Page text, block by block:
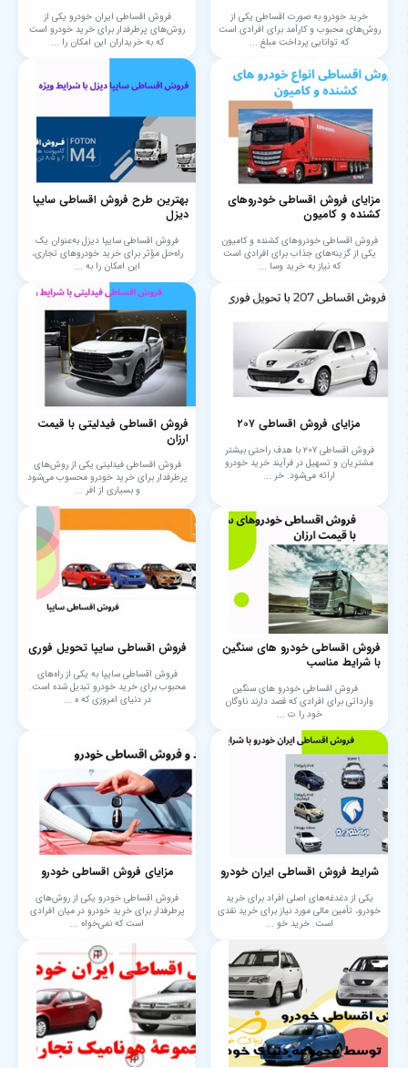
خرید خودرو به صورت اقساطی یکی از
روش‌های محبوب و کارآمد برای افرادی است
که توانایی پرداخت مبلغ ...
فروش اقساطی ایران خودرو یکی از
روش‌های پرطرفدار برای خرید خودرو است
که به خریداران این امکان را ...
مزایای فروش اقساطی خودروهای
کشنده و کامیون
فروش اقساطی خودروهای کشنده و کامیون
یکی از گزینه‌های جذاب برای افرادی است
که نیاز به خرید وسا ...
بهترین طرح فروش اقساطی سایپا
دیزل
فروش اقساطی سایپا دیزل به‌عنوان یک
راه‌حل مؤثر برای خرید خودروهای تجاری،
این امکان را به ...
مزایای فروش اقساطی ۲۰۷
فروش اقساطی ۲۰۷ با هدف راحتی بیشتر
مشتریان و تسهیل در فرآیند خرید خودرو
ارائه می‌شود. خر ...
فروش اقساطی فیدلیتی با قیمت
ارزان
فروش اقساطی فیدلیتی یکی از روش‌های
پرطرفدار برای خرید خودرو محسوب می‌شود
و بسیاری از افر ...
فروش اقساطی خودرو های سنگین
با شرایط مناسب
فروش اقساطی خودرو های سنگین
وارداتی برای افرادی که قصد دارند ناوگان
خود را ت ...
فروش اقساطی سایپا تحویل فوری
فروش اقساطی سایپا به یکی از راه‌های
محبوب برای خرید خودرو تبدیل شده است.
در دنیای امروزی که ه ...
شرایط فروش اقساطی ایران خودرو
یکی از دغدغه‌های اصلی افراد برای خرید
خودرو، تأمین مالی مورد نیاز برای خرید نقدی
است. خرید خو ...
مزایای فروش اقساطی خودرو
فروش اقساطی خودرو یکی از روش‌های
پرطرفدار برای خرید خودرو در میان افرادی
است که نمی‌خواه ...